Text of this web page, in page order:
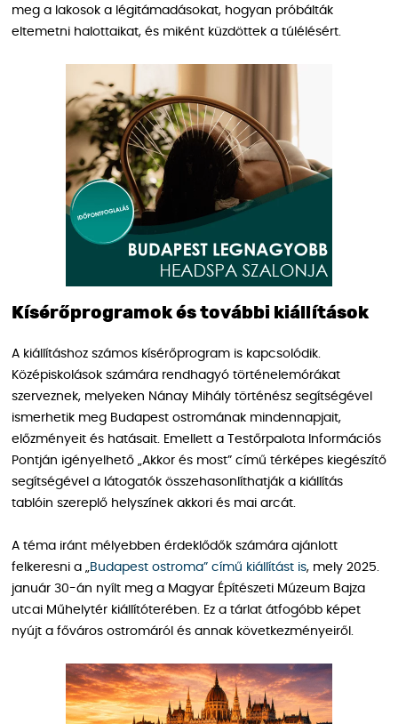
meg a lakosok a légitámadásokat, hogyan próbálták
eltemetni halottaikat, és miként küzdöttek a túlélésért.
Kísérőprogramok és további kiállítások
A kiállításhoz számos kísérőprogram is kapcsolódik.
Középiskolások számára rendhagyó történelemórákat
szerveznek, melyeken Nánay Mihály történész segítségével
ismerhetik meg Budapest ostromának mindennapjait,
előzményeit és hatásait. Emellett a Testőrpalota Információs
Pontján igényelhető „Akkor és most” című térképes kiegészítő
segítségével a látogatók összehasonlíthatják a kiállítás
tablóin szereplő helyszínek akkori és mai arcát.
A téma iránt mélyebben érdeklődők számára ajánlott
felkeresni a „Budapest ostroma” című kiállítást is, mely 2025.
január 30-án nyílt meg a Magyar Építészeti Múzeum Bajza
utcai Műhelytér kiállítóterében. Ez a tárlat átfogóbb képet
nyújt a főváros ostromáról és annak következményeiről.